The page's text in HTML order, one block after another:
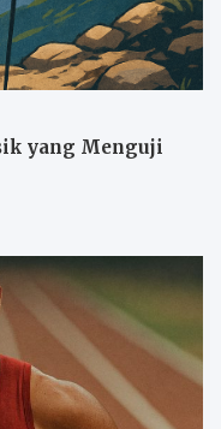
yang Menguji